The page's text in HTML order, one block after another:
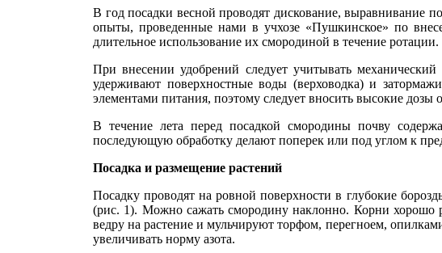
В год посадки весной проводят дискование, выравни­вание
опыты, проведенные нами в учхозе «Пушкинское» по
длительное использование их смородиной в течение ро­тации.
При внесении удобрений следует учитывать
удерживают поверхностные воды (верховодка) и
элементами питания, поэтому следует вносить высокие дозы
В течение лета перед посадкой смородины почву
последующую обработку делают поперек или под углом к
Посадка и размещение растений
Посадку проводят на ровной поверхности в глубокие
(рис. 1). Можно сажать смородину наклонно. Корни хорошо
ведру на растение и мульчируют торфом, пере­гноем,
увеличивать норму азота.